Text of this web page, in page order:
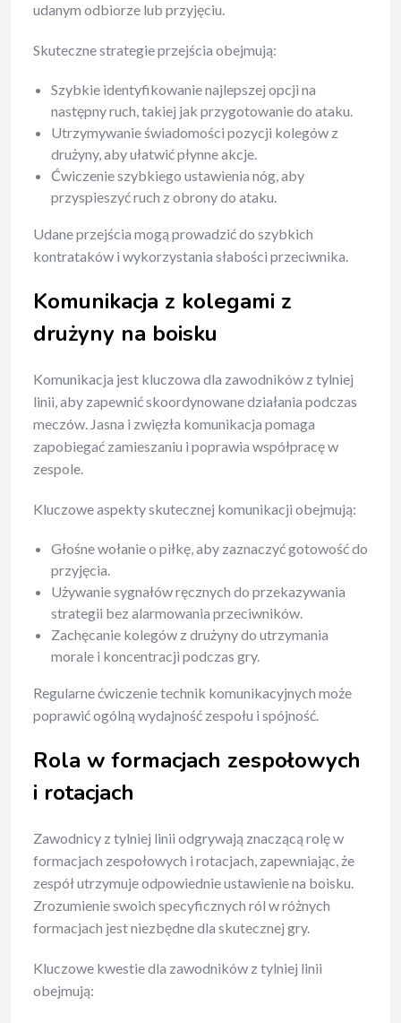
udanym odbiorze lub przyjęciu.
Skuteczne strategie przejścia obejmują:
Szybkie identyfikowanie najlepszej opcji na
następny ruch, takiej jak przygotowanie do ataku.
Utrzymywanie świadomości pozycji kolegów z
drużyny, aby ułatwić płynne akcje.
Ćwiczenie szybkiego ustawienia nóg, aby
przyspieszyć ruch z obrony do ataku.
Udane przejścia mogą prowadzić do szybkich
kontrataków i wykorzystania słabości przeciwnika.
Komunikacja z kolegami z
drużyny na boisku
Komunikacja jest kluczowa dla zawodników z tylniej
linii, aby zapewnić skoordynowane działania podczas
meczów. Jasna i zwięzła komunikacja pomaga
zapobiegać zamieszaniu i poprawia współpracę w
zespole.
Kluczowe aspekty skutecznej komunikacji obejmują:
Głośne wołanie o piłkę, aby zaznaczyć gotowość do
przyjęcia.
Używanie sygnałów ręcznych do przekazywania
strategii bez alarmowania przeciwników.
Zachęcanie kolegów z drużyny do utrzymania
morale i koncentracji podczas gry.
Regularne ćwiczenie technik komunikacyjnych może
poprawić ogólną wydajność zespołu i spójność.
Rola w formacjach zespołowych
i rotacjach
Zawodnicy z tylniej linii odgrywają znaczącą rolę w
formacjach zespołowych i rotacjach, zapewniając, że
zespół utrzymuje odpowiednie ustawienie na boisku.
Zrozumienie swoich specyficznych ról w różnych
formacjach jest niezbędne dla skutecznej gry.
Kluczowe kwestie dla zawodników z tylniej linii
obejmują: